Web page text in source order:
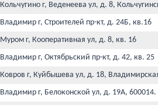
Кольчугино г, Веденеева ул, д. 8,
Владимир г, Строителей пр-кт, д. 24Б, кв.16
Муром г, Кооперативная ул, д. 8, кв. 16
Владимир г, Октябрьский пр-кт, д. 42, кв. 25
Ковров г, Куйбышева ул, д. 18,
Владимир г, Белоконской ул, д. 19А,